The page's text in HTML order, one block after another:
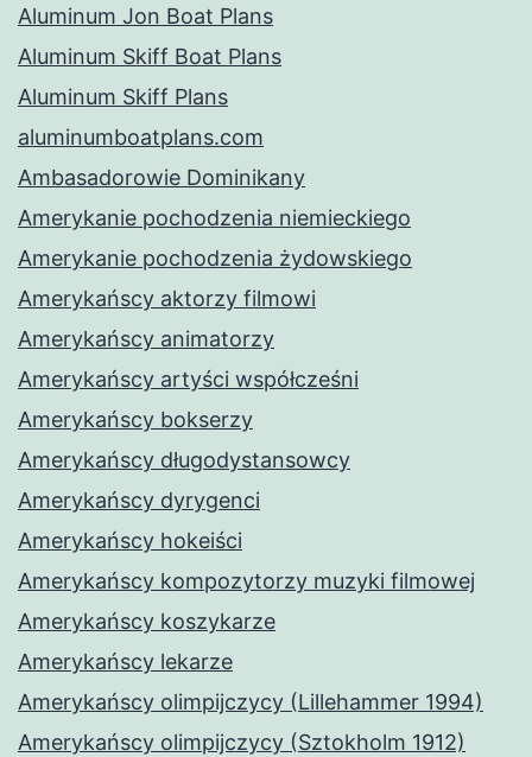
Aluminum Jon Boat Plans
Aluminum Skiff Boat Plans
Aluminum Skiff Plans
aluminumboatplans.com
Ambasadorowie Dominikany
Amerykanie pochodzenia niemieckiego
Amerykanie pochodzenia żydowskiego
Amerykańscy aktorzy filmowi
Amerykańscy animatorzy
Amerykańscy artyści współcześni
Amerykańscy bokserzy
Amerykańscy długodystansowcy
Amerykańscy dyrygenci
Amerykańscy hokeiści
Amerykańscy kompozytorzy muzyki filmowej
Amerykańscy koszykarze
Amerykańscy lekarze
Amerykańscy olimpijczycy (Lillehammer 1994)
Amerykańscy olimpijczycy (Sztokholm 1912)